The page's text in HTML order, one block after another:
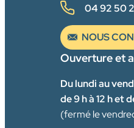
04 92 50
NOUS
Ouverture et
Du lundi au
de 9 h à 12 h et
(fermé le